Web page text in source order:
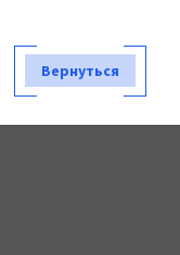
Вернуться